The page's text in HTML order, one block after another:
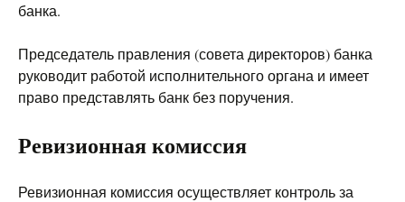
банка.
Председатель правления (совета директоров) банка
руководит работой исполнительного органа и имеет
право представлять банк без поручения.
Ревизионная комиссия
Ревизионная комиссия осуществляет контроль за